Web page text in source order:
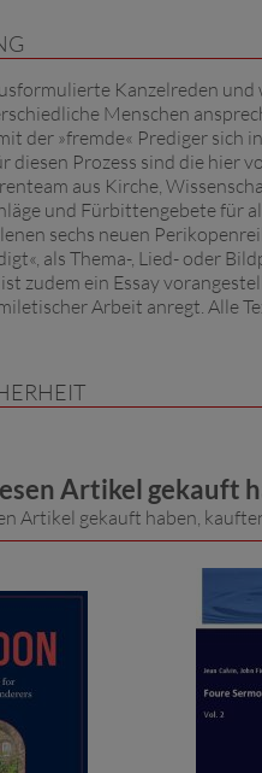
Kanzelreden
Menschen
der »fremde« Prediger sich
diesen Prozess sind die hier
aus Kirche,
und Fürbittengebete für
sechs neuen
als Thema-, Lied- oder
zudem ein Essay
Arbeit anregt. Alle
Artikel gekauft
Artikel gekauft haben,